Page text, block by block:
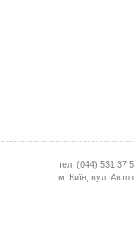
тел. (044) 531 37
м. Київ, вул.